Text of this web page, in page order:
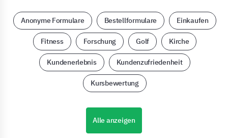
Anonyme Formulare Bestellformulare Einkaufen
Fitness Forschung Golf Kirche
Kundenerlebnis Kundenzufriedenheit
Kursbewertung
Alle anzeigen